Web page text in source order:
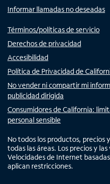
Informar llamadas no deseadas
Términos/políticas de servicio
Derechos de privacidad
Accesibilidad
Política de Privacidad de
No vender ni compartir mi
publicidad dirigida
Consumidores de California:
personal sensible
No todos los productos, precios
todas las áreas. Los precios y
Velocidades de Internet
aplican restricciones.